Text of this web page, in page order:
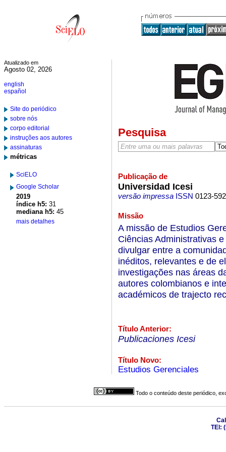
Atualizado em
Agosto 02, 2026
english
español
Site do periódico
sobre nós
corpo editorial
instruções aos autores
assinaturas
métricas
SciELO
Google Scholar
2019
índice h5: 31
mediana h5: 45
mais detalhes
Pesquisa
Publicação de
Universidad Icesi
versão impressaISSN 0123-
Missão
A missão de Estudios
Ciências Administrativas
divulgar entre a
inéditos, relevantes e de
investigações nas áreas
autores colombianos e
académicos de trajecto
Título Anterior:
Publicaciones Icesi
Título Novo:
Estudios Gerenciales
Todo o conteúdo deste periódico,
TEl: